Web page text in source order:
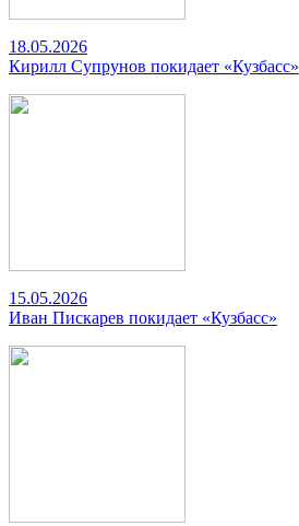
18.05.2026
Кирилл Супрунов покидает «Кузбасс»
15.05.2026
Иван Пискарев покидает «Кузбасс»